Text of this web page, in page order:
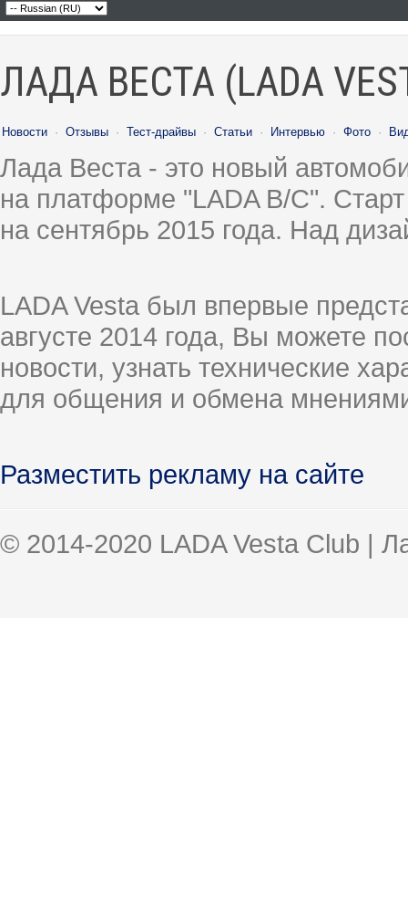
ЛАДА ВЕСТА (LADA
Новости · Отзывы · Тест-драйвы · Статьи · Интервью · Фото ·
Лада Веста - это новый
на платформе "LADA B/C".
на сентябрь 2015 года. Над
LADA Vesta был впервые
августе 2014 года, Вы можете
новости, узнать технические
для общения и обмена
Разместить рекламу на сайте
© 2014-2020 LADA Vesta Club |